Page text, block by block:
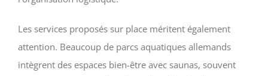
Les services proposés sur place méritent également
attention. Beaucoup de parcs aquatiques allemands
intègrent des espaces bien-être avec saunas, souvent